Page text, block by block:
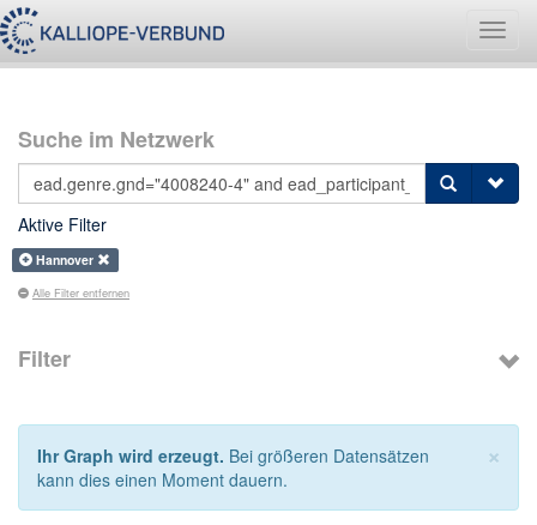
Suche im Netzwerk
Aktive Filter
Hannover
Alle Filter entfernen
Filter
×
Ihr Graph wird erzeugt. Bei größeren Datensätzen
kann dies einen Moment dauern.